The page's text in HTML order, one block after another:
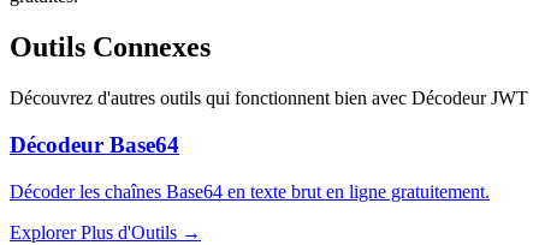
Outils Connexes
Découvrez d'autres outils qui fonctionnent bien avec Décodeur JWT
Décodeur Base64
Décoder les chaînes Base64 en texte brut en ligne gratuitement.
Explorer Plus d'Outils →